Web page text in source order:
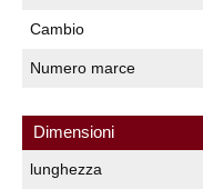
Cambio
Numero marce
Dimensioni
lunghezza